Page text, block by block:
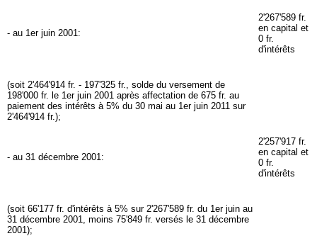
- au 1er juin 2001:
2'267'589 fr.
en capital et
0 fr.
d'intérêts
(soit 2'464'914 fr. - 197'325 fr., solde du versement de
198'000 fr. le 1er juin 2001 après affectation de 675 fr. au
paiement des intérêts à 5% du 30 mai au 1er juin 2011 sur
2'464'914 fr.);
- au 31 décembre 2001:
2'257'917 fr.
en capital et
0 fr.
d'intérêts
(soit 66'177 fr. d'intérêts à 5% sur 2'267'589 fr. du 1er juin au
31 décembre 2001, moins 75'849 fr. versés le 31 décembre
2001);